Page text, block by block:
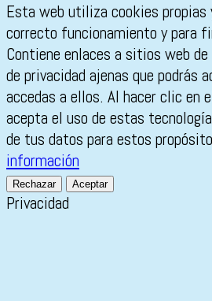
Esta web utiliza cookies propias
correcto funcionamiento y para
Contiene enlaces a sitios web
de privacidad ajenas que podrás
accedas a ellos. Al hacer clic en
acepta el uso de estas
de tus datos para estos
información
Rechazar Aceptar
Privacidad